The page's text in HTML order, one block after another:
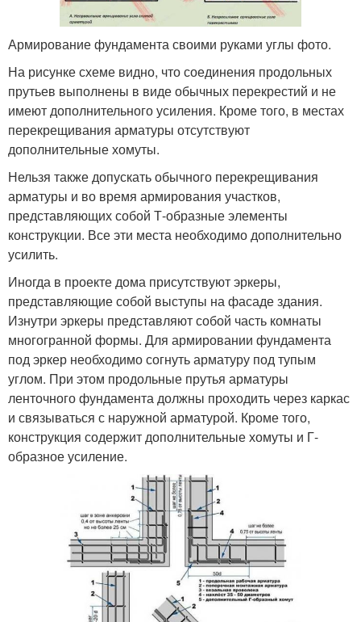
Армирование фундамента своими руками углы фото.
На рисунке схеме видно, что соединения продольных
прутьев выполнены в виде обычных перекрестий и не
имеют дополнительного усиления. Кроме того, в местах
перекрещивания арматуры отсутствуют
дополнительные хомуты.
Нельзя также допускать обычного перекрещивания
арматуры и во время армирования участков,
представляющих собой Т-образные элементы
конструкции. Все эти места необходимо дополнительно
усилить.
Иногда в проекте дома присутствуют эркеры,
представляющие собой выступы на фасаде здания.
Изнутри эркеры представляют собой часть комнаты
многогранной формы. Для армировании фундамента
под эркер необходимо согнуть арматуру под тупым
углом. При этом продольные прутья арматуры
ленточного фундамента должны проходить через каркас
и связываться с наружной арматурой. Кроме того,
конструкция содержит дополнительные хомуты и Г-
образное усиление.